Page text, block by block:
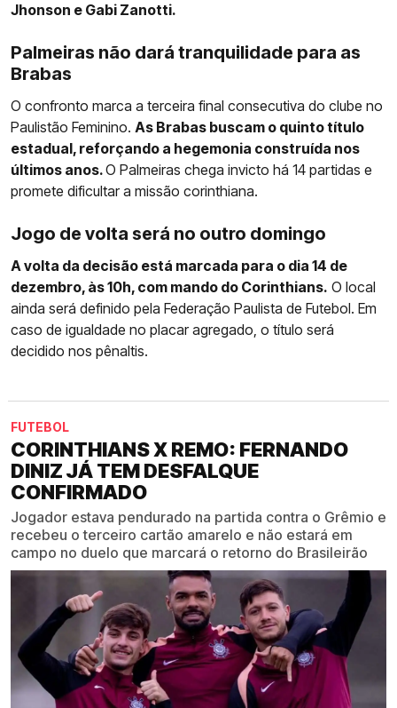
Jhonson e Gabi Zanotti.
Palmeiras não dará tranquilidade para as
Brabas
O confronto marca a terceira final consecutiva do clube no
Paulistão Feminino. As Brabas buscam o quinto título
estadual, reforçando a hegemonia construída nos
últimos anos.O Palmeiras chega invicto há 14 partidas e
promete dificultar a missão corinthiana.
Jogo de volta será no outro domingo
A volta da decisão está marcada para o dia 14 de
dezembro, às 10h, com mando do Corinthians. O local
ainda será definido pela Federação Paulista de Futebol. Em
caso de igualdade no placar agregado, o título será
decidido nos pênaltis.
FUTEBOL
CORINTHIANS X REMO: FERNANDO
DINIZ JÁ TEM DESFALQUE
CONFIRMADO
Jogador estava pendurado na partida contra o Grêmio e
recebeu o terceiro cartão amarelo e não estará em
campo no duelo que marcará o retorno do Brasileirão